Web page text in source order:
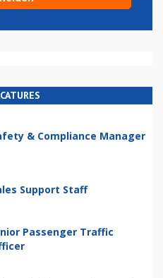
& Compliance Manager
Support Staff
Passenger Traffic